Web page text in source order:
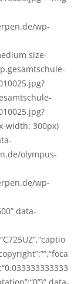
wp-
size-
width: 300px)
olympus-
wp-
data-